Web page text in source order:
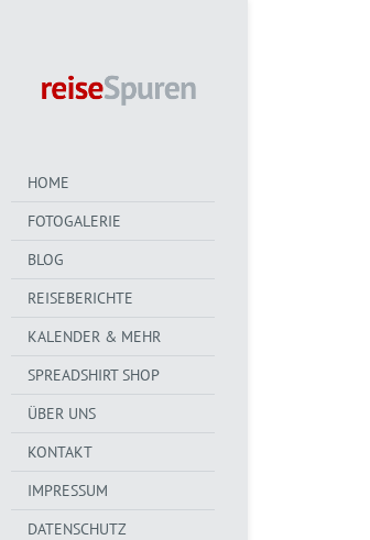
HOME
FOTOGALERIE
BLOG
REISEBERICHTE
KALENDER & MEHR
SPREADSHIRT SHOP
ÜBER UNS
KONTAKT
IMPRESSUM
DATENSCHUTZ